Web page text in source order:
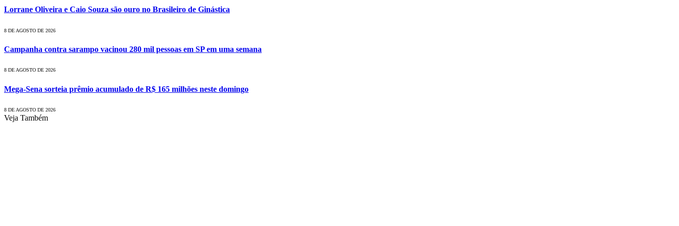
Lorrane Oliveira e Caio Souza são ouro no Brasileiro de Ginástica
8 DE AGOSTO DE 2026
Campanha contra sarampo vacinou 280 mil pessoas em SP em uma semana
8 DE AGOSTO DE 2026
Mega-Sena sorteia prêmio acumulado de R$ 165 milhões neste domingo
8 DE AGOSTO DE 2026
Veja Também